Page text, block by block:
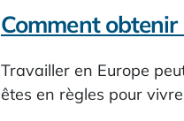
Comment
Travailler en Europe
êtes en règles pour